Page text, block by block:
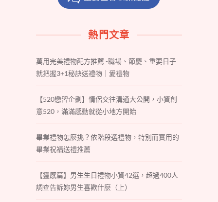
熱門文章
萬用完美禮物配方推薦 -職場、節慶、重要日子
就把握3+1秘訣送禮物｜愛禮物
【520戀習企劃】情侶交往溝通大公開，小資創
意520，滿滿感動就從小地方開始
畢業禮物怎麼挑？依階段選禮物，特別而實用的
畢業祝福送禮推薦
【靈感篇】男生生日禮物小資42選，超過400人
調查告訴妳男生喜歡什麼（上）